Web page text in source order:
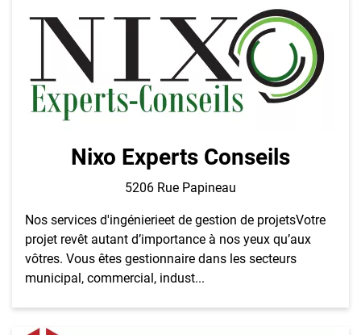
Nixo Experts Conseils
5206 Rue Papineau
Nos services d'ingénierieet de gestion de projetsVotre
projet revêt autant d’importance à nos yeux qu’aux
vôtres. Vous êtes gestionnaire dans les secteurs
municipal, commercial, indust...